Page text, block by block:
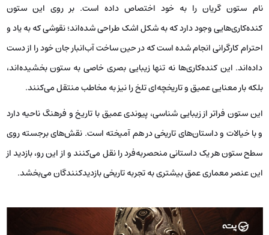
نام ستون گریان را به خود اختصاص داده است. بر روی این ستون
کنده‌کاری‌هایی وجود دارد که به شکل اشک طراحی شده‌اند؛ نقوشی که به یاد و
احترام کارگرانی انجام شده است که در حین ساخت آب‌انبار جان خود را از دست
داده‌اند. این کنده‌کاری‌ها نه تنها زیبایی بصری خاصی به ستون بخشیده‌اند،
بلکه بار معنایی عمیق و تاریخچه‌ای تلخ را نیز به مخاطب منتقل می‌کنند.
این ستون فراتر از زیبایی شناسی، پیوندی عمیق با تاریخ و فرهنگ ناحیه دارد
و با خیالات و داستان‌های تاریخی در هم آمیخته است. نقش‌های برجسته روی
سطح ستون هر یک داستانی منحصربه‌فرد را نقل می‌کنند و از این رو، بازدید از
این عنصر معماری عمق بیشتری به تجربه تاریخی بازدیدکنندگان می‌بخشد.